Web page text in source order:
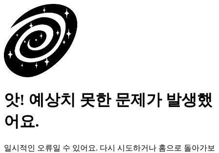
앗! 예상치 못한 문제가 발생했
어요.
일시적인 오류일 수 있어요. 다시 시도하거나 홈으로 돌아가보